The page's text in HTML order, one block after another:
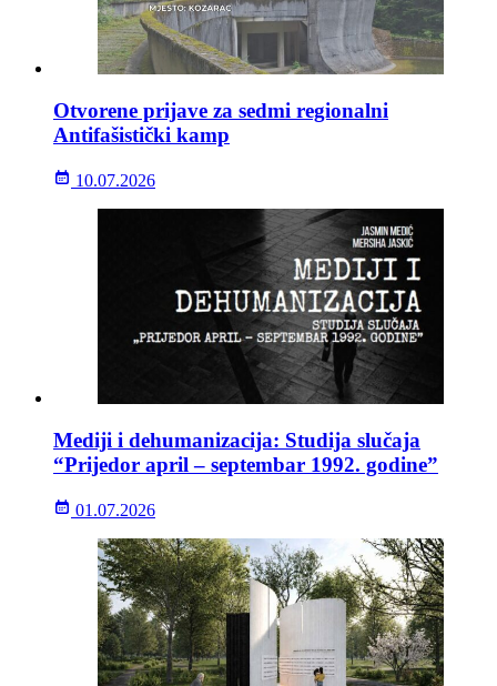
Otvorene prijave za sedmi regionalni
Antifašistički kamp
10.07.2026
Mediji i dehumanizacija: Studija slučaja
“Prijedor april – septembar 1992. godine”
01.07.2026